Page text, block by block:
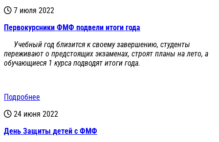
7 июля 2022
Первокурсники ФМФ подвели итоги года
Учебный год близится к своему завершению, студенты
переживают о предстоящих экзаменах, строят планы на лето, а
обучающиеся 1 курса подводят итоги года.
Подробнее
24 июня 2022
День Защиты детей с ФМФ